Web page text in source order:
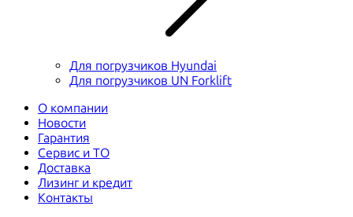
Для погрузчиков Hyundai
Для погрузчиков UN Forklift
О компании
Новости
Гарантия
Сервис и ТО
Доставка
Лизинг и кредит
Контакты